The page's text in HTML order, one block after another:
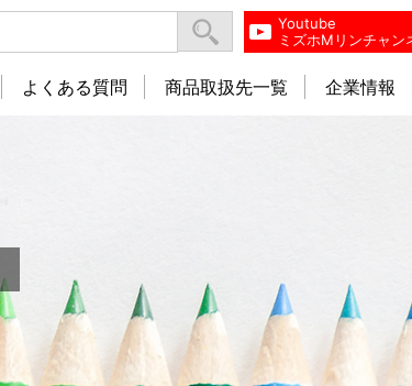
Youtube
ミズホMリンチャン
よくある質問 商品取扱先一覧 企業情報